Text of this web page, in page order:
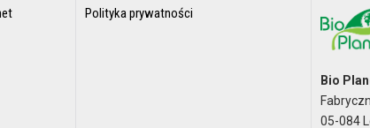
Polityka prywatności
Bio
05-084